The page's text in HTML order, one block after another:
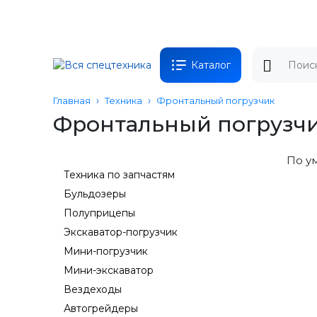
Каталог
Главная Техника Фронтальный погрузчик
Фронтальный
Техника по запчастям
Бульдозеры
Полуприцепы
Экскаватор-погрузчик
Мини-погрузчик
Мини-экскаватор
Вездеходы
Автогрейдеры
По